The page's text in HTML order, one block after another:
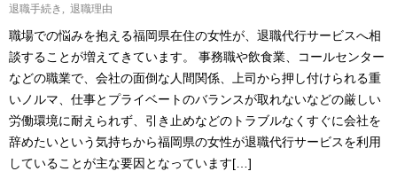
退職手続き
退職理由
職場での悩みを抱える福岡県在住の女性が、退職代行サービスへ相
談することが増えてきています。 事務職や飲食業、コールセンター
などの職業で、会社の面倒な人間関係、上司から押し付けられる重
いノルマ、仕事とプライベートのバランスが取れないなどの厳しい
労働環境に耐えられず、引き止めなどのトラブルなくすぐに会社を
辞めたいという気持ちから福岡県の女性が退職代行サービスを利用
していることが主な要因となっています[…]